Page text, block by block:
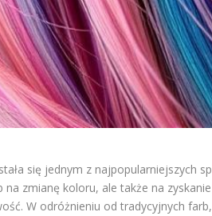
stała się jednym z najpopularniejszych
zmianę koloru, ale także na
W odróżnieniu od tradycyjnych